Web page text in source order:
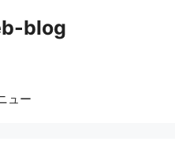
blog
ュー